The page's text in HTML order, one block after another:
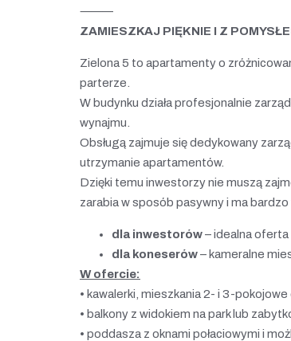
⸻
ZAMIESZKAJ PIĘKNIE I Z
Zielona 5 to apartamenty o
parterze.
W budynku działa profesjonalnie
wynajmu.
Obsługą zajmuje się dedykowany
utrzymanie apartamentów.
Dzięki temu inwestorzy nie muszą
zarabia w sposób pasywny i ma bardzo
dla inwestorów– idealna oferta
dla koneserów– kameralne
W ofercie:
• kawalerki, mieszkania 2- i 3-
• balkony z widokiem na park lub
• poddasza z oknami połaciowymi i